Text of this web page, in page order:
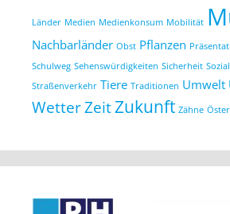
Länder Medien Medienkonsum Mobilität
Nachbarländer Obst Pflanzen
Schulweg Sehenswürdigkeiten Sicherheit
Straßenverkehr Tiere Traditionen Umwelt
WetterZeitZukunft Zähne